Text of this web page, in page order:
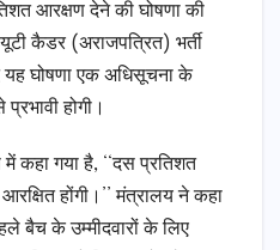
आरक्षण देने की घोषणा की
कैडर (अराजपत्रित) भर्ती
घोषणा एक अधिसूचना के
होगी।
कहा गया है, ‘‘दस प्रतिशत
आरक्षित होंगी।’’ मंत्रालय ने कहा
बैच के उम्मीदवारों के लिए